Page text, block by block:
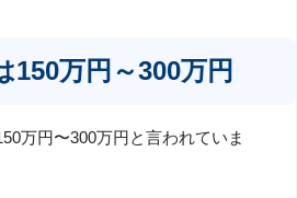
150万円～300万円
万円〜300万円と言われていま